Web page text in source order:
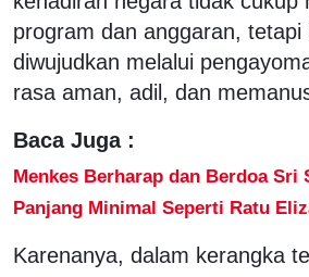
program dan anggaran, tetapi
diwujudkan melalui
rasa aman, adil, dan
Baca Juga :
Menkes Berharap dan Berdoa Sri
Panjang Minimal Seperti Ratu
Karenanya, dalam kerangka